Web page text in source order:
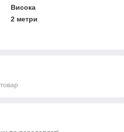
Висока
2 метри